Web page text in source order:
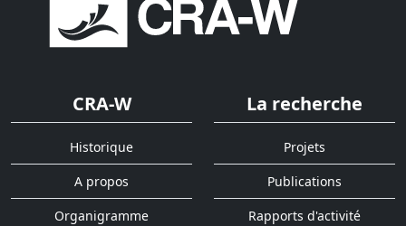
CRA-W
Historique
A propos
Organigramme
La recherche
Projets
Publications
Rapports d'activité